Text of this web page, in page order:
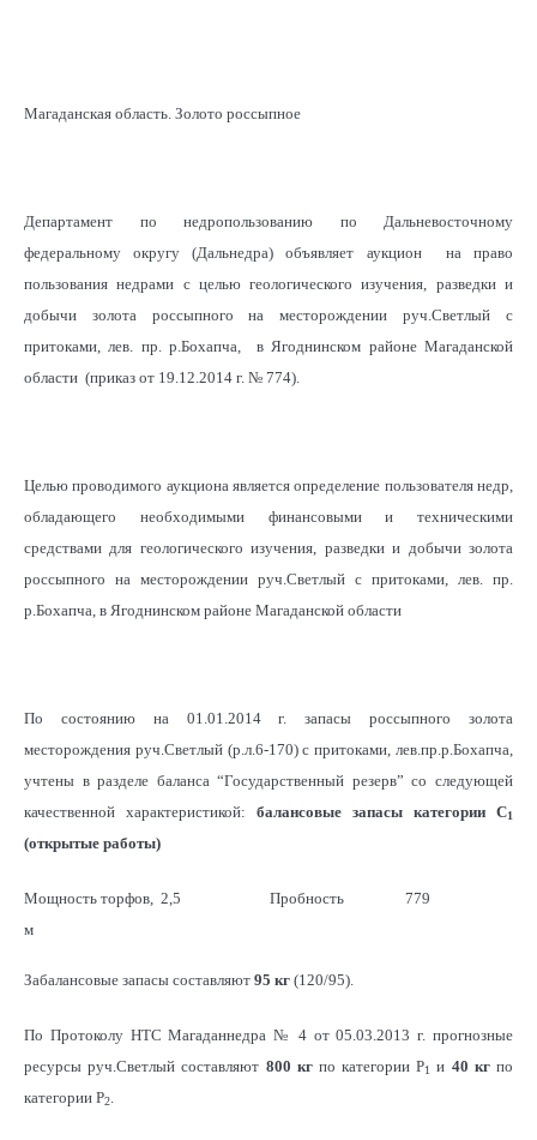
Магаданская область. Золото россыпное
Департамент по недропользованию по Дальневосточному
федеральному округу (Дальнедра) объявляет аукцион на право
пользования недрами с целью геологического изучения, разведки и
добычи золота россыпного на месторождении руч.Светлый с
притоками, лев. пр. р.Бохапча, в Ягоднинском районе Магаданской
области (приказ от 19.12.2014 г. № 774).
Целью проводимого аукциона является определение пользователя недр,
обладающего необходимыми финансовыми и техническими
средствами для геологического изучения, разведки и добычи золота
россыпного на месторождении руч.Светлый с притоками, лев. пр.
р.Бохапча, в Ягоднинском районе Магаданской области
По состоянию на 01.01.2014 г. запасы россыпного золота
месторождения руч.Светлый (р.л.6-170) с притоками, лев.пр.р.Бохапча,
учтены в разделе баланса “Государственный резерв” со следующей
качественной характеристикой: балансовые запасы категории С1
(открытые работы)
Мощность торфов,
м
2,5 Пробность 779
Мощность песков,
0,6
Объем песков, тыс.
Ср. содержание, г/
м3
1,36
Балансовые запасы,181
Забалансовые запасы составляют 95 кг (120/95).
По Протоколу НТС Магаданнедра № 4 от 05.03.2013 г. прогнозные
ресурсы руч.Светлый составляют 800 кгпо категории Р1и 40 кгпо
категории Р2